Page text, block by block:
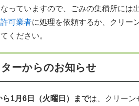
っていますので、ごみの集積所には
可業者に処理を依頼するか、クリー
ください。
ーからのお知らせ
1月6日（火曜日）までは、クリーン